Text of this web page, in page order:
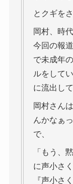
とクギをさ
岡村、時
今回の報
で未成年
ルをして
に流出して
岡村さん
んかなぁ
で、
「もう、
に声小さ
『声小さ